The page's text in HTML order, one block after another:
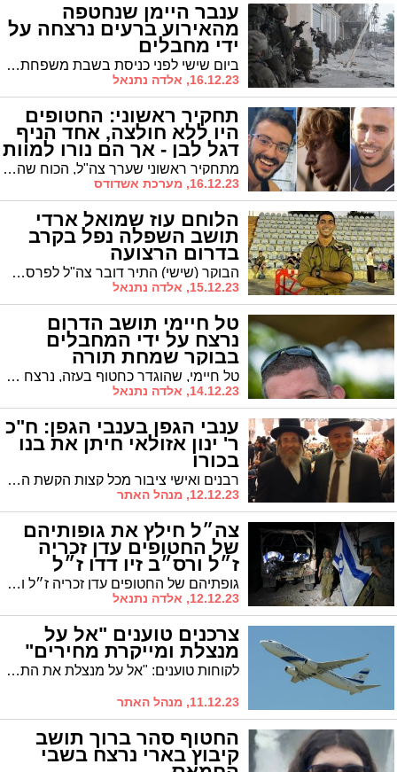
ענבר היימן שנחטפה
מהאירוע ברעים נרצחה על
ידי מחבלים
ביום שישי לפני כניסת בשבת משפחתה של ענבר היימן התבשרה בבשורה הקשה כי ענבר היימן שהייתה חטופה בעזה מבוקר שמחת תורה נרצחה בשבי החמאס על ידי מחבלים. המשפחה כן יושבת שבעה ברחוב חדרה בעיר. יהי זכרה ברוך
16.12.23, אלדה נתנאל
תחקיר ראשוני: החטופים
היו ללא חולצה, אחד הניף
דגל לבן - אך הם נורו למוות
מתחקיר ראשוני שערך צה"ל, הכוח שהרג את שלושת החטופים הישראלים בשג'אעיה, יותם חיים, אלון שמריז וסאמר טלאלקה, פעל בניגוד להוראות הפתיחה באש
16.12.23, מערכת אשדודס
הלוחם עוז שמואל ארדי
תושב השפלה נפל בקרב
בדרום הרצועה
הבוקר (שישי) התיר דובר צה"ל לפרסם כי סמל עוז שמואל ארדי, בן 19, מקיבוץ חצור, בוגר בית ספר צפית לוחם בגדוד ההנדסה 603, "עוצבת סער מגולן" (7), נפל בקרב בדרום רצועת עזה.
15.12.23, אלדה נתנאל
טל חיימי תושב הדרום
נרצח על ידי המחבלים
בבוקר שמחת תורה
טל חיימי, שהוגדר כחטוף בעזה, נרצח בטבח בבוקר שמחת תורה, כך הודיעו אמש משפחתו והקיבוץ ניר יצחק בו התגורר. טל בן 41,תושב קיבוץ ניר יצחק נלחם כחלק מכיתת הכוננות ביום המתקפה של חמאס.
14.12.23, אלדה נתנאל
ענבי הגפן בענבי הגפן: ח"כ
ר' ינון אזולאי חיתן את בנו
בכורו
רבנים ואישי ציבור מכל קצות הקשת הפוליטית משתתפים בחתונת בנו של ח"כ אזולאי. גלריה ראשונה
12.12.23, מנהל האתר
צה״ל חילץ את גופותיהם
של החטופים עדן זכריה
ז״ל ורס״ב זיו דדו ז״ל
גופתיהם של החטופים עדן זכריה ז״ל ורס״ב זיו דדו ז״ל חולצו על ידי כוח צה״ל בפעילות של לוחמים מיחידה 504 באגף המודיעין וחטיבה 551 משטח רצועת עזה לשטח מדינת ישראל.
12.12.23, אלדה נתנאל
צרכנים טוענים "אל על
מנצלת ומייקרת מחירים"
לקוחות טוענים: "אל על מנצלת את התקופה ומייקרת מחירים". בחברה מבהירים: "להד"ם. המחירים יקרים בלאו הכי בתקופה זו, גם בשנים כתיקונן"
11.12.23, מנהל האתר
החטוף סהר ברוך תושב
קיבוץ בארי נרצח בשבי